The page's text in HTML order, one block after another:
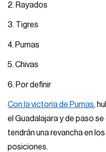
2. Rayados
3. Tigres
4. Pumas
5. Chivas
6. Por definir
Con la victoria de Pumas,
el Guadalajara y de paso
tendrán una revancha en
posiciones.